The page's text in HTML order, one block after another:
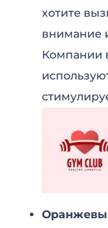
хотите
внимание
Компании